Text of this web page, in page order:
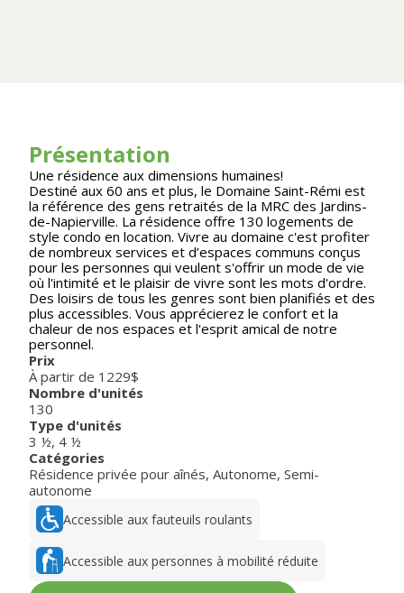
Présentation
Une résidence aux dimensions humaines!
Destiné aux 60 ans et plus, le Domaine Saint-Rémi est
la référence des gens retraités de la MRC des Jardins-
de-Napierville. La résidence offre 130 logements de
style condo en location. Vivre au domaine c'est profiter
de nombreux services et d’espaces communs conçus
pour les personnes qui veulent s'offrir un mode de vie
où l'intimité et le plaisir de vivre sont les mots d'ordre.
Des loisirs de tous les genres sont bien planifiés et des
plus accessibles. Vous apprécierez le confort et la
chaleur de nos espaces et l'esprit amical de notre
personnel.
Prix
À partir de 1229$
Nombre d'unités
130
Type d'unités
3 ½, 4 ½
Catégories
Résidence privée pour aînés, Autonome, Semi-
autonome
Accessible aux fauteuils roulants
Accessible aux personnes à mobilité réduite